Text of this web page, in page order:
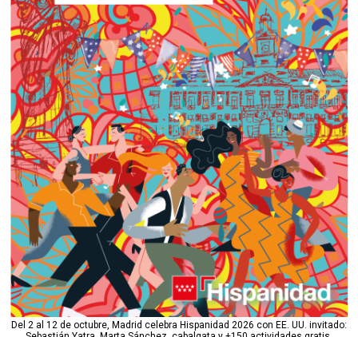
Del 2 al 12 de octubre, Madrid celebra Hispanidad 2026 con EE. UU. invitado: